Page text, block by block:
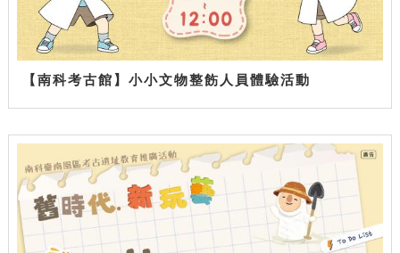
【南科考古館】小小文物整飭人員體驗活動